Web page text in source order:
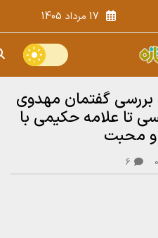
17 مرداد 1405
سرخ ستاره ها[1]؛ بررسی گفتمان مهدوی
تا علامه حکیمی با
و محبت
0
6